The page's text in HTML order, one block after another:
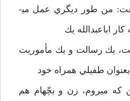
من طور ديگري عمل مي­
اباعبدالله يك
يك رسالت و يك مأموريت
طفيلي همراه خود
كه مي­روم، زن و بچّه­ام هم